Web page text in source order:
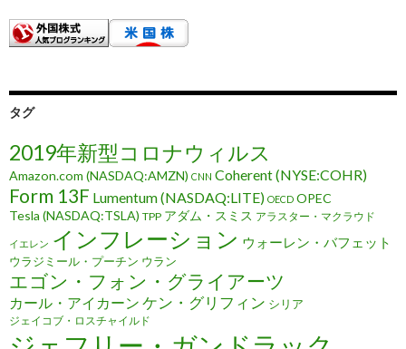
タグ
2019年新型コロナウィルス
Amazon.com (NASDAQ:AMZN) CNN Coherent (NYSE:COHR)
Form 13F Lumentum (NASDAQ:LITE) OECD OPEC
Tesla (NASDAQ:TSLA) TPP アダム・スミス アラスター・マクラウド
イエレン インフレーション ウォーレン・バフェット
ウラジミール・プーチン ウラン
エゴン・フォン・グライアーツ
カール・アイカーン ケン・グリフィン シリア
ジェイコブ・ロスチャイルド